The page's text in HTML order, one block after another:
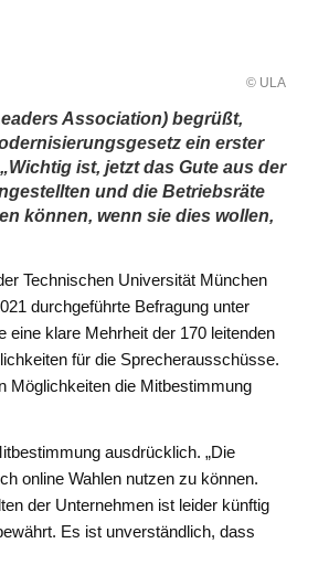
© ULA
Association) begrüßt,
ein erster
ist, jetzt das Gute aus der
und die Betriebsräte
können, wenn sie dies wollen,
Technischen Universität München
durchgeführte Befragung unter
eine klare Mehrheit der 170 leitenden
für die Sprecherausschüsse.
Möglichkeiten die Mitbestimmung
ausdrücklich. „Die
online Wahlen nutzen zu können.
der Unternehmen ist leider künftig
Es ist unverständlich, dass